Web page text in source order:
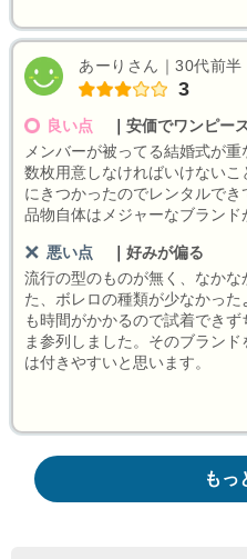
あーりさん｜30代前
3
良い点
安価でワンピー
メンバーが被ってる結婚式が
数枚用意しなければいけない
にきつかったのでレンタルでき
品物自体はメジャーなブランド
悪い点
好みが偏る
流行の型のものが無く、なか
た、ボレロの種類が少なかっ
も時間がかかるので試着でき
ま参列しました。そのブラン
は付きやすいと思います。
もっ